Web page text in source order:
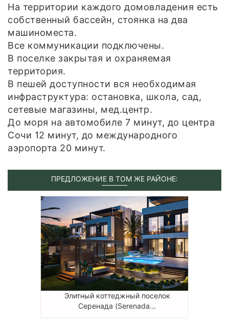
На территории каждого домовладения есть
собственный бассейн, стоянка на два
машиноместа.
Все коммуникации подключены.
В поселке закрытая и охраняемая
территория.
В пешей доступности вся необходимая
инфраструктура: остановка, школа, сад,
сетевые магазины, мед.центр.
До моря на автомобиле 7 минут, до центра
Сочи 12 минут, до международного
аэропорта 20 минут.
ПРЕДЛОЖЕНИЕ В ТОМ ЖЕ РАЙОНЕ:
Элитный коттеджный поселок
Серенада (Serenada...